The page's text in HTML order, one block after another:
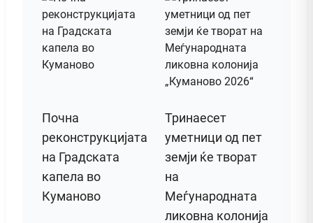
Почна
реконструкцијата
на Градската
капела во
Куманово
Тринаесет
уметници од пет
земји ќе творат
на
Меѓународната
ликовна колонија